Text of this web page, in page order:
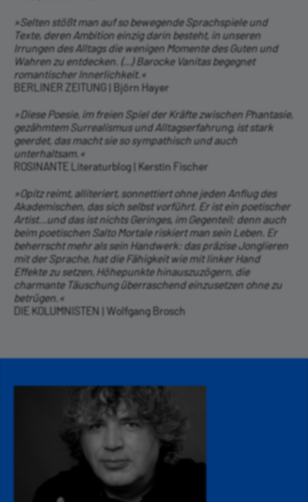
»Selten stößt man auf so bewegende Sprachspiele und
Texte, deren Ambition einzig darin besteht, in unseren
Irrungen des Alltags die wenigen Momente des Guten und
Wahren zu entdecken. (...) Barocke Vanitas begegnet
romantischer Innerlichkeit.«
BERLINER ZEITUNG | Björn Hayer
»Diese Poesie, im freien Spiel der Kräfte zwischen Phantasie,
gezähmtem Surrealismus und Alltagserfahrung, ist stark
geerdet, das macht sie so sympathisch und auch
unterhaltsam.«
ROSINANTE Literaturblog | Kerstin Fischer
»Opitz reimt, alliteriert, sonnettiert ohne jeden Anflug des
Akademischen, das sich selbst vorführt. Er ist ein poetischer
Artist...und das ist nichts Geringes, im Gegenteil; denn auch
beim poetischen Salto Mortale riskiert man sein Leben. Er
beherrscht mehr als sein Handwerk: das präzise Jonglieren
mit der Sprache, hat die Fähigkeit wie mit linker Hand
Effekte zu setzen, Höhepunkte hinauszuzögern, die
charmante Täuschung überraschend einzusetzen ohne zu
betrügen.«
DIE KOLUMNISTEN | Wolfgang Brosch